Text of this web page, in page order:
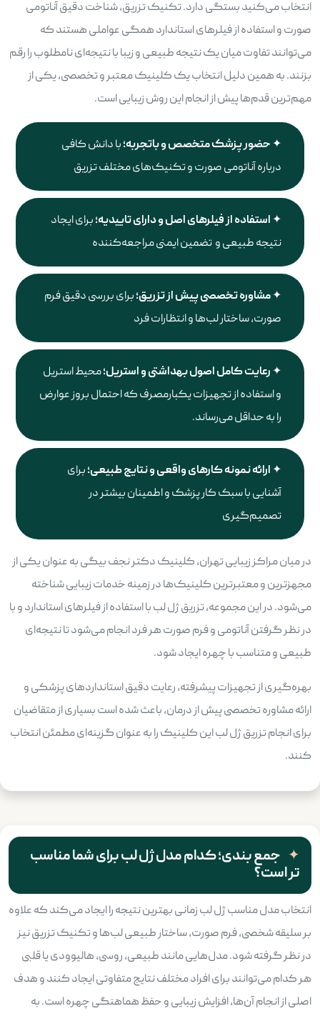
انتخاب می‌کنید بستگی دارد. تکنیک تزریق، شناخت دقیق آناتومی
صورت و استفاده از فیلرهای استاندارد همگی عواملی هستند که
می‌توانند تفاوت میان یک نتیجه طبیعی و زیبا با نتیجه‌ای نامطلوب را رقم
بزنند. به همین دلیل انتخاب یک کلینیک معتبر و تخصصی، یکی از
مهم‌ترین قدم‌ها پیش از انجام این روش زیبایی است.
حضور پزشک متخصص و باتجربه؛با دانش کافی
درباره آناتومی صورت و تکنیک‌های مختلف تزریق
استفاده از فیلرهای اصل و دارای تاییدیه؛برای ایجاد
نتیجه طبیعی و تضمین ایمنی مراجعه‌کننده
مشاوره تخصصی پیش از تزریق؛برای بررسی دقیق فرم
صورت، ساختار لب‌ها و انتظارات فرد
رعایت کامل اصول بهداشتی و استریل؛محیط استریل
و استفاده از تجهیزات یکبارمصرف که احتمال بروز عوارض
را به حداقل می‌رساند.
ارائه نمونه کارهای واقعی و نتایج طبیعی؛برای
آشنایی با سبک کار پزشک و اطمینان بیشتر در
تصمیم‌گیری
در میان مراکز زیبایی تهران، کلینیک دکتر نجف بیگی به عنوان یکی از
مجهزترین و معتبرترین کلینیک‌ها در زمینه خدمات زیبایی شناخته
می‌شود. در این مجموعه، تزریق ژل لب با استفاده از فیلرهای استاندارد و با
در نظر گرفتن آناتومی و فرم صورت هر فرد انجام می‌شود تا نتیجه‌ای
طبیعی و متناسب با چهره ایجاد شود.
بهره‌گیری از تجهیزات پیشرفته، رعایت دقیق استانداردهای پزشکی و
ارائه مشاوره تخصصی پیش از درمان، باعث شده است بسیاری از متقاضیان
برای انجام تزریق ژل لب این کلینیک را به عنوان گزینه‌ای مطمئن انتخاب
کنند.
جمع بندی؛ کدام مدل ژل لب برای شما مناسب
تر است؟
انتخاب مدل مناسب ژل لب زمانی بهترین نتیجه را ایجاد می‌کند که علاوه
بر سلیقه شخصی، فرم صورت، ساختار طبیعی لب‌ها و تکنیک تزریق نیز
در نظر گرفته شود. مدل‌هایی مانند طبیعی، روسی، هالیوودی یا قلبی
هر کدام می‌توانند برای افراد مختلف نتایج متفاوتی ایجاد کنند و هدف
اصلی از انجام آن‌ها، افزایش زیبایی و حفظ هماهنگی چهره است. به